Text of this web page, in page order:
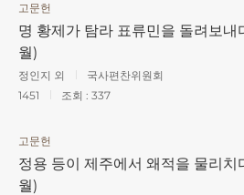
고문헌
명 황제가 탐라 표류민을 돌려보내
월)
정인지 외
국사편찬위원회
1451
조회 : 337
고문헌
정용 등이 제주에서 왜적을 물리치
월)